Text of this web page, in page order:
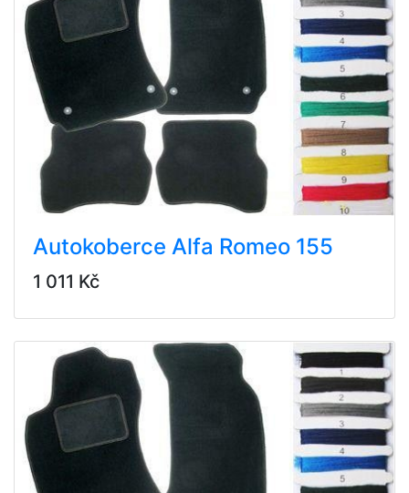
Autokoberce Alfa Romeo 155
1 011 Kč